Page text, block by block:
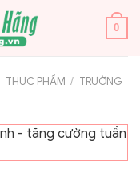
0
THỰC PHẨM / TRƯỜNG